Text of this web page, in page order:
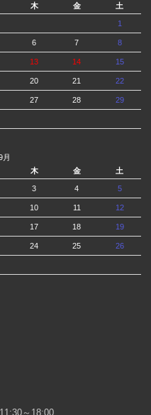
木 金 土
1
6 7 8
13 14 15
20 21 22
27 28 29
月
木 金 土
3 4 5
10 11 12
17 18 19
24 25 26
～18:00